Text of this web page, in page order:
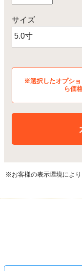
サイズ
※選択したオプシ
ら価
※お客様の表示環境によ